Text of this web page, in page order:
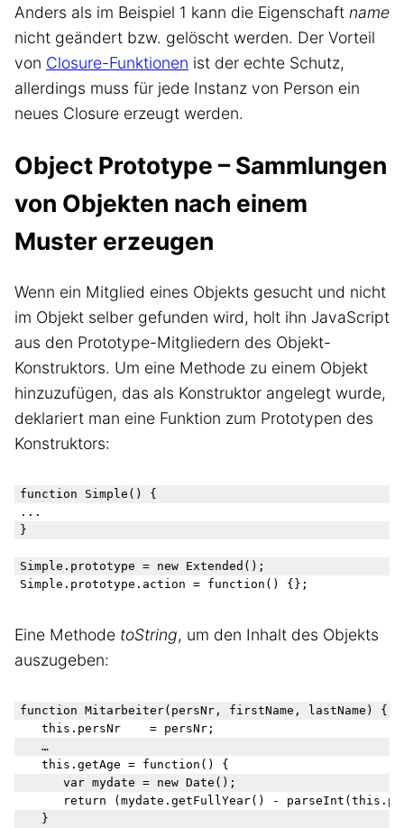
Anders als im Beispiel 1 kann die Eigenschaft name
nicht geändert bzw. gelöscht werden. Der Vorteil
von Closure-Funktionen ist der echte Schutz,
allerdings muss für jede Instanz von Person ein
neues Closure erzeugt werden.
Object Prototype – Sammlungen
von Objekten nach einem
Muster erzeugen
Wenn ein Mitglied eines Objekts gesucht und nicht
im Objekt selber gefunden wird, holt ihn JavaScript
aus den Prototype-Mitgliedern des Objekt-
Konstruktors. Um eine Methode zu einem Objekt
hinzuzufügen, das als Konstruktor angelegt wurde,
deklariert man eine Funktion zum Prototypen des
Konstruktors:
function Simple() {
...
}
Simple.prototype = new Extended();
Eine Methode toString, um den Inhalt des Objekts
auszugeben:
function Mitarbeiter(persNr, firstName, lastName) {
   this.persNr    = persNr;
   …
   this.getAge = function() {
      var mydate = new Date();
return (mydate.getFullYear() -
   }